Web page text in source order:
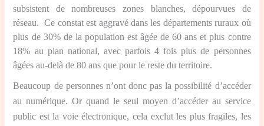
subsistent de nombreuses zones blanches, dépourvues de
réseau. Ce constat est aggravé dans les départements ruraux où
plus de 30% de la population est âgée de 60 ans et plus contre
18% au plan national, avec parfois 4 fois plus de personnes
âgées au-delà de 80 ans que pour le reste du territoire.
Beaucoup de personnes n’ont donc pas la possibilité d’accéder
au numérique. Or quand le seul moyen d’accéder au service
public est la voie électronique, cela exclut les plus fragiles, les